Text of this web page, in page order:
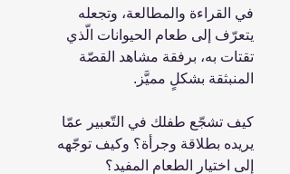
في القراءة والمطالعة، وتجعله
يتعرّف إلى طعام الحيوانات الّذي
تقتات به، برفقة مشاهد القصّة
المنبثقة بشكلٍ مميَّز.
كيف تشجّع طفلك في التّعبير عمّا
يريده بطلاقة وجرأة؟ وكيف توجّهه
إلى اختيار الطعام المفيد؟